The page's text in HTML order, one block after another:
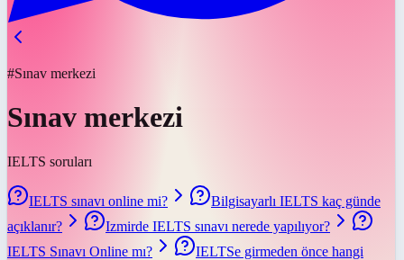
#Sınav merkezi
Sınav merkezi
IELTS soruları
IELTS sınavı online mi?
Bilgisayarlı IELTS kaç günde
açıklanır?
Izmirde IELTS sınavı nerede yapılıyor?
IELTS Sınavı Online mı?
IELTSe girmeden önce hangi